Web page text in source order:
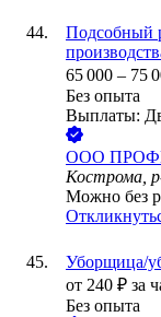
Подсобный
65 000 – 75
Без опыта
Выплаты:
ООО
Кострома,
Можно без
Уборщица/
от 240 ₽ за
Без опыта